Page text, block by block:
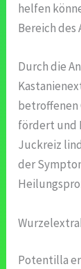
helfen
Bereich des
Durch die
betroffenen
fördert und
Juckreiz
der
Potentilla